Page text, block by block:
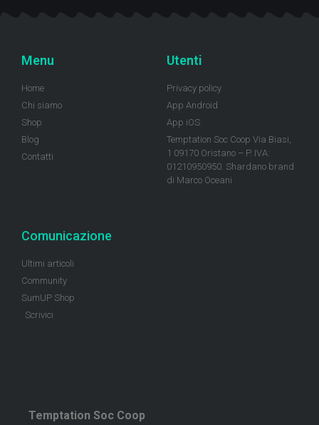
Menu
Home
Chi siamo
Shop
Blog
Contatti
Utenti
Privacy policy
App Android
App iOS
Temptation Soc Coop Via Biasi,
1 09170 Oristano – P. IVA:
01210950950. Shardano brand
di Marco Oceani
Comunicazione
Ultimi articoli
Community
SumUP Shop
Scrivici
Temptation Soc Coop